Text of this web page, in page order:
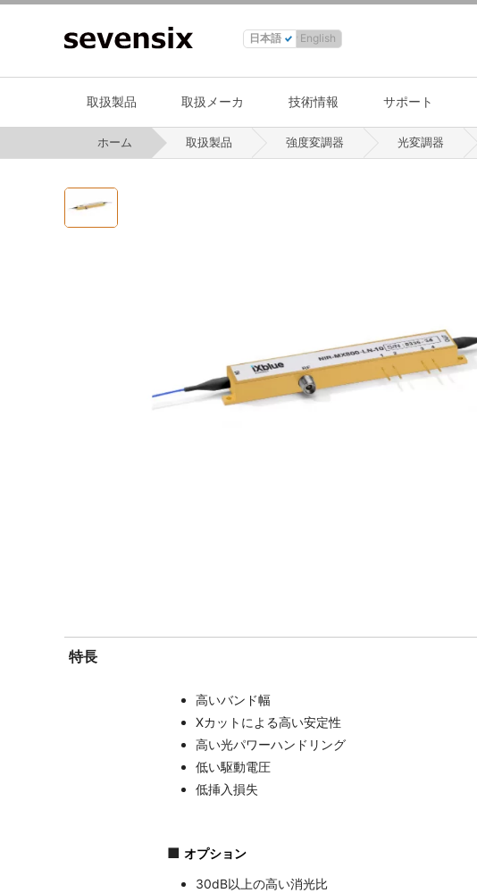
日本語 English
取扱製品 取扱メーカ 技術情報 サポート
ホーム 取扱製品 強度変調器 光変調器
特長
高いバンド幅
Xカットによる高い安定性
高い光パワーハンドリング
低い駆動電圧
低挿入損失
■ オプション
30dB以上の高い消光比